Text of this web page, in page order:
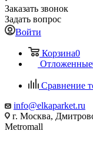
Заказать звонок
Задать вопрос
Войти
Корзина0
Отложенные
Сравнение
info@elkaparket.ru
г. Москва,
Metromall